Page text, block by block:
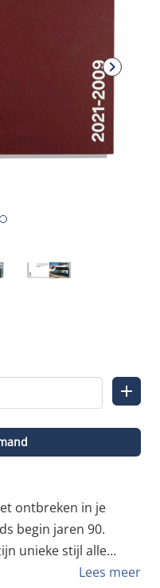
ontbreken in je
unieke stijl alle
bereiken. VINO’sLees meer